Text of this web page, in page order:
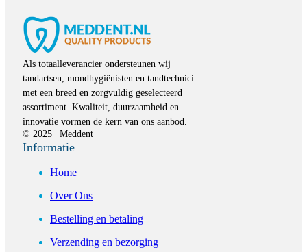
Als totaalleverancier ondersteunen wij
tandartsen, mondhygiënisten en tandtechnici
met een breed en zorgvuldig geselecteerd
assortiment. Kwaliteit, duurzaamheid en
innovatie vormen de kern van ons aanbod.
© 2025 | Meddent
Informatie
Home
Over Ons
Bestelling en betaling
Verzending en bezorging